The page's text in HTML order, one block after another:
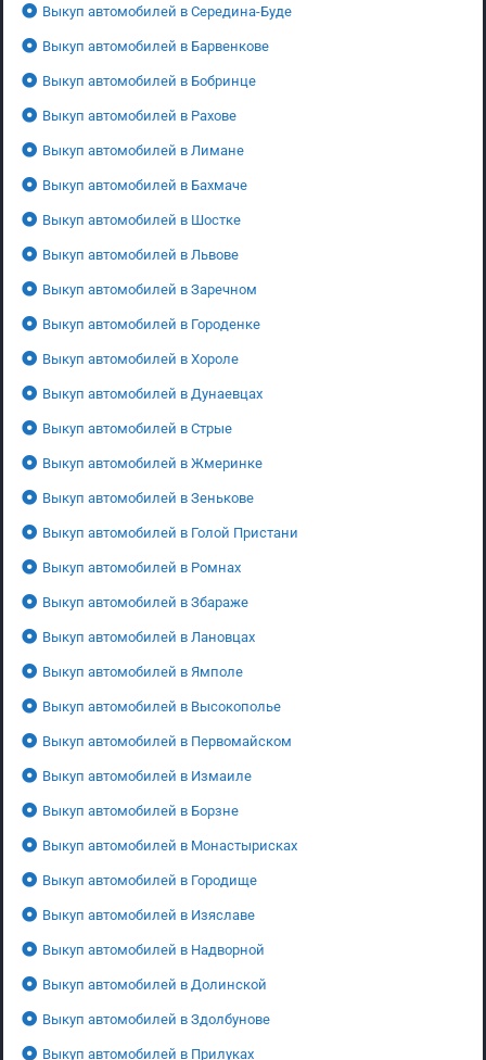
Выкуп автомобилей в Середина-Буде
Выкуп автомобилей в Барвенкове
Выкуп автомобилей в Бобринце
Выкуп автомобилей в Рахове
Выкуп автомобилей в Лимане
Выкуп автомобилей в Бахмаче
Выкуп автомобилей в Шостке
Выкуп автомобилей в Львове
Выкуп автомобилей в Заречном
Выкуп автомобилей в Городенке
Выкуп автомобилей в Хороле
Выкуп автомобилей в Дунаевцах
Выкуп автомобилей в Стрые
Выкуп автомобилей в Жмеринке
Выкуп автомобилей в Зенькове
Выкуп автомобилей в Голой Пристани
Выкуп автомобилей в Ромнах
Выкуп автомобилей в Збараже
Выкуп автомобилей в Лановцах
Выкуп автомобилей в Ямполе
Выкуп автомобилей в Высокополье
Выкуп автомобилей в Первомайском
Выкуп автомобилей в Измаиле
Выкуп автомобилей в Борзне
Выкуп автомобилей в Монастырисках
Выкуп автомобилей в Городище
Выкуп автомобилей в Изяславе
Выкуп автомобилей в Надворной
Выкуп автомобилей в Долинской
Выкуп автомобилей в Здолбунове
Выкуп автомобилей в Прилуках